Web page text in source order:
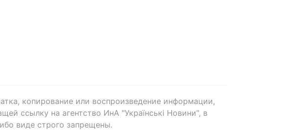
копирование или воспроизведение информации,
ссылку на агентство ИнА "Українські Новини", в
виде строго запрещены.